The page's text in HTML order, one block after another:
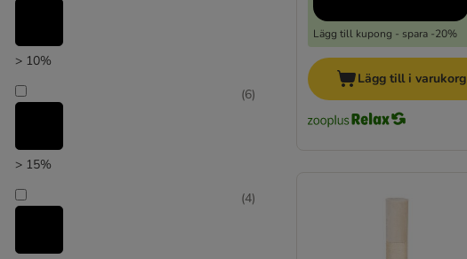
> 10%
> 15%
(6)
(4)
Lägg till kupong - spara -20%
Lägg till i varukorg